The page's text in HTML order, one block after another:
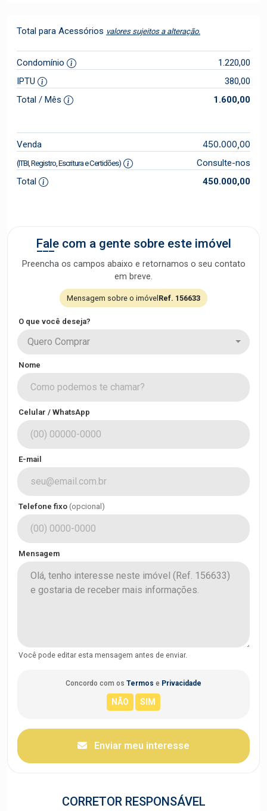
Total para Acessórios valores sujeitos a alteração.
Condomínio
1.220,00
IPTU
380,00
Total / Mês
1.600,00
Venda 450.000,00
(ITBI, Registro, Escritura e Certidões)
Consulte-nos
Total
450.000,00
Fale com a gente sobre este imóvel
Preencha os campos abaixo e retornamos o seu contato
em breve.
Mensagem sobre o imóvel Ref. 156633
O que você deseja?
Quero Comprar
Nome
Celular / WhatsApp
E-mail
Telefone fixo (opcional)
Mensagem
Você pode editar esta mensagem antes de enviar.
Concordo com os Termos e Privacidade
Enviar meu interesse
CORRETOR RESPONSÁVEL